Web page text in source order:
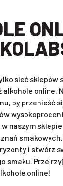
sieć sklepów
alkohole online.
by przenieść
naszym
smakowych.
i stwórz
smaku.
online!